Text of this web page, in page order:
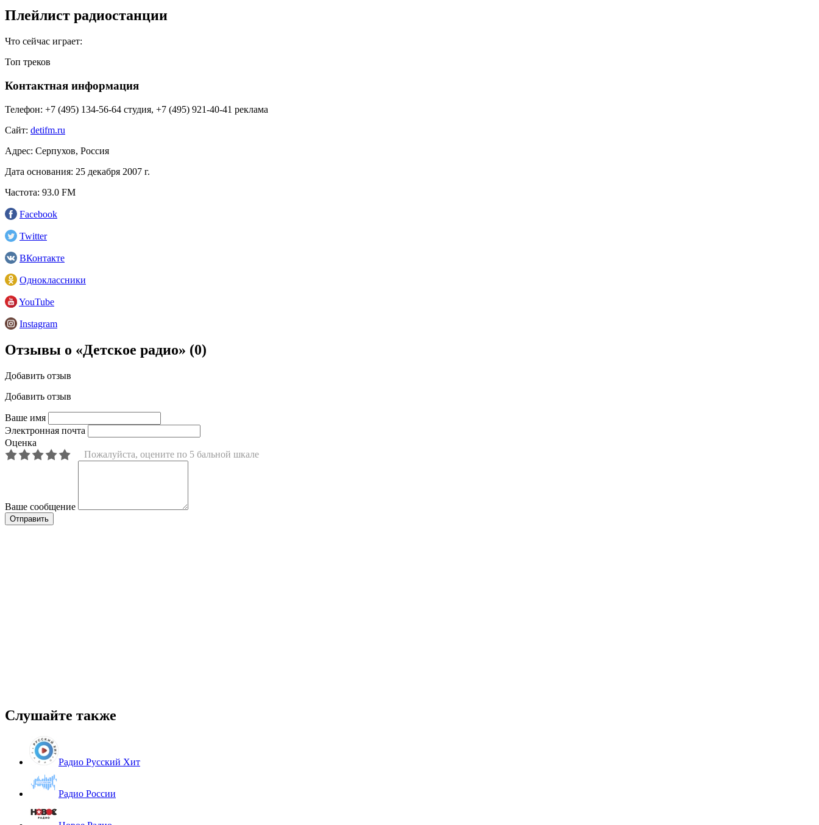
Плейлист радиостанции
Что сейчас играет:
Топ треков
Контактная информация
Телефон: +7 (495) 134-56-64 студия, +7 (495) 921-40-41 реклама
Сайт: detifm.ru
Адрес: Серпухов, Россия
Дата основания: 25 декабря 2007 г.
Частота: 93.0 FM
Facebook
Twitter
ВКонтакте
Одноклассники
YouTube
Instagram
Отзывы о «Детское радио» (0)
Добавить отзыв
Добавить отзыв
Ваше имя
Электронная почта
Оценка
Пожалуйста, оцените по 5 бальной шкале
Ваше сообщение
Слушайте также
Радио Русский Хит
Радио России